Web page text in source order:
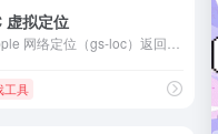
虚拟定位
工具